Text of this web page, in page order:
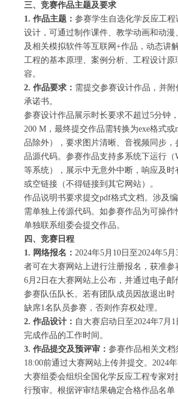
三、竞赛作品主题及要求
1. 作品主题： 参赛学生自选化学反应工
设计，可通过制作课件、教学动画和动漫
及相关模拟软件等互联网+作品，动态讲
工程的基本原理、案例分析、工程设计原
容。
2. 作品要求： 需提交参赛设计作品，并
承诺书。
参赛设计作品展示时长要求不超过5分钟
200 M，最终提交作品需转换为exe格式或
品除外），要求图片清晰、音视频同步，
品源代码。参赛作品支持多系统下运行（
等系统），展示中无意外中断，响应及时
或空链接（不得链接到其它网站）。
作品说明书要求提交pdf格式文档。涉及
需单独上传源代码。如参赛作品为可操
单独联系组委会提交作品。
四、竞赛日程
1. 网络报名： 2024年5月10日至2024年5
者可在大赛网站上进行注册报名，获准参
6月2日在大赛网站上公布，并通过电子邮
参赛队伍队长。若有团队成员因故退出时
缺席1名队员参赛，否则作弃权处理。
2. 作品设计： 自大赛启动日至2024年7月1
完成作品的工作时间。
3. 作品提交及预评审： 参赛作品相关文档
18:00前通过大赛网站上传并提交。2024
大赛组委会组织全国化学反应工程专家
行预审。根据评审结果确定合格作品名单